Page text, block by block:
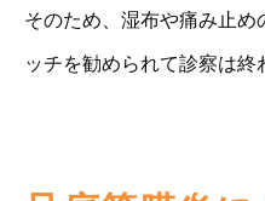
そのため、湿布や痛み止め
ッチを勧められて診察は終